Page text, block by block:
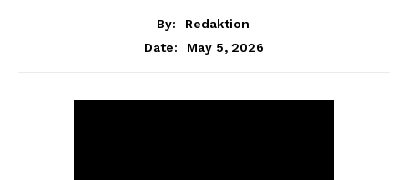
By:
Redaktion
Date:
May 5, 2026